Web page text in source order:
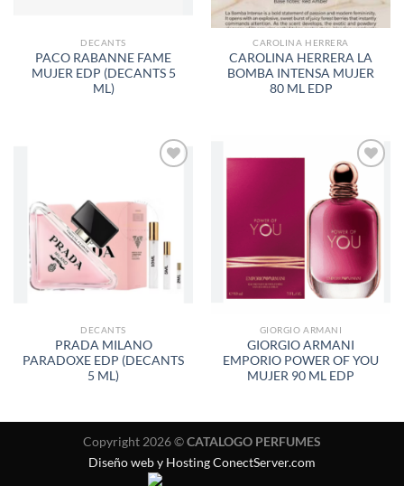
DECANTS
PACO RABANNE FAME
MUJER EDP (DECANTS 5
ML)
CAROLINA HERRERA
CAROLINA HERRERA LA
BOMBA INTENSA MUJER
80 ML EDP
LISTA
DESEOS
DECANTS
PRADA MILANO
PARADOXE EDP (DECANTS
5 ML)
AÑADIR
A LA
LISTA
DE
DESEOS
GIORGIO ARMANI
GIORGIO ARMANI
EMPORIO POWER OF YOU
MUJER 90 ML EDP
Copyright 2026 ©CATALOGO PERFUMES
Diseño web y Hosting ConectServer.com